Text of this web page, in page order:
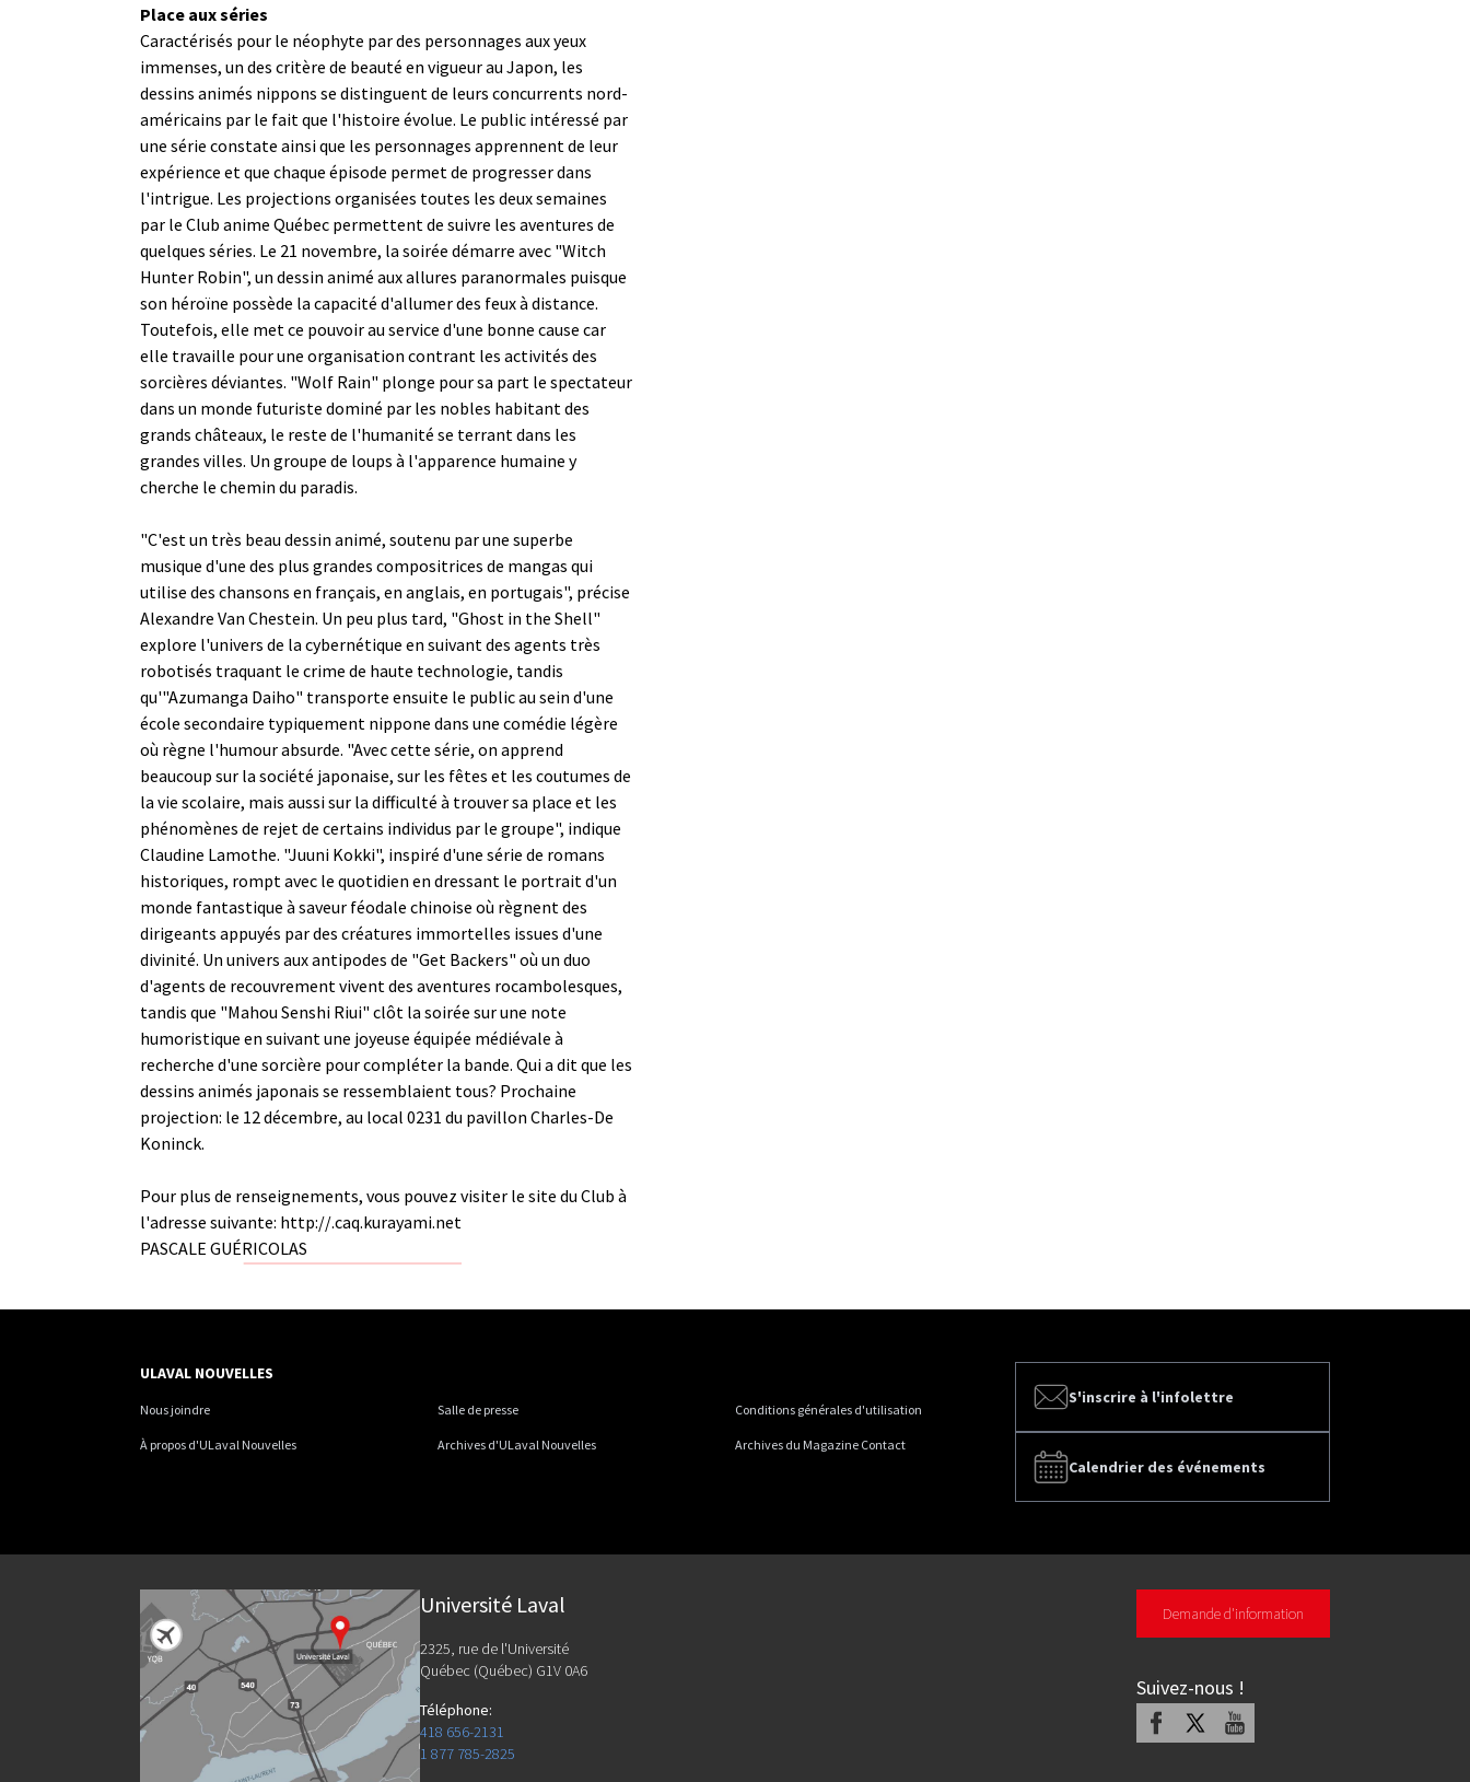
Place aux séries
Caractérisés pour le néophyte par des personnages aux yeux
immenses, un des critère de beauté en vigueur au Japon, les
dessins animés nippons se distinguent de leurs concurrents nord-
américains par le fait que l'histoire évolue. Le public intéressé par
une série constate ainsi que les personnages apprennent de leur
expérience et que chaque épisode permet de progresser dans
l'intrigue. Les projections organisées toutes les deux semaines
par le Club anime Québec permettent de suivre les aventures de
quelques séries. Le 21 novembre, la soirée démarre avec "Witch
Hunter Robin", un dessin animé aux allures paranormales puisque
son héroïne possède la capacité d'allumer des feux à distance.
Toutefois, elle met ce pouvoir au service d'une bonne cause car
elle travaille pour une organisation contrant les activités des
sorcières déviantes. "Wolf Rain" plonge pour sa part le spectateur
dans un monde futuriste dominé par les nobles habitant des
grands châteaux, le reste de l'humanité se terrant dans les
grandes villes. Un groupe de loups à l'apparence humaine y
cherche le chemin du paradis.
"C'est un très beau dessin animé, soutenu par une superbe
musique d'une des plus grandes compositrices de mangas qui
utilise des chansons en français, en anglais, en portugais", précise
Alexandre Van Chestein. Un peu plus tard, "Ghost in the Shell"
explore l'univers de la cybernétique en suivant des agents très
robotisés traquant le crime de haute technologie, tandis
qu'"Azumanga Daiho" transporte ensuite le public au sein d'une
école secondaire typiquement nippone dans une comédie légère
où règne l'humour absurde. "Avec cette série, on apprend
beaucoup sur la société japonaise, sur les fêtes et les coutumes de
la vie scolaire, mais aussi sur la difficulté à trouver sa place et les
phénomènes de rejet de certains individus par le groupe", indique
Claudine Lamothe. "Juuni Kokki", inspiré d'une série de romans
historiques, rompt avec le quotidien en dressant le portrait d'un
monde fantastique à saveur féodale chinoise où règnent des
dirigeants appuyés par des créatures immortelles issues d'une
divinité. Un univers aux antipodes de "Get Backers" où un duo
d'agents de recouvrement vivent des aventures rocambolesques,
tandis que "Mahou Senshi Riui" clôt la soirée sur une note
humoristique en suivant une joyeuse équipée médiévale à
recherche d'une sorcière pour compléter la bande. Qui a dit que les
dessins animés japonais se ressemblaient tous? Prochaine
projection: le 12 décembre, au local 0231 du pavillon Charles-De
Koninck.
Pour plus de renseignements, vous pouvez visiter le site du Club à
l'adresse suivante: http://.caq.kurayami.net
PASCALE GUÉRICOLAS
S'inscrire à l'infolettre
Calendrier des événements
ULAVAL NOUVELLES
Nous joindre Salle de presse Conditions générales d'utilisation
À propos d'ULaval Nouvelles Archives d'ULaval Nouvelles Archives du Magazine Contact
Université Laval
2325, rue de l'Université
Québec (Québec) G1V 0A6
Téléphone:
418 656-2131
1 877 785-2825
Demande d'information
Suivez-nous !
Facebook Youtube